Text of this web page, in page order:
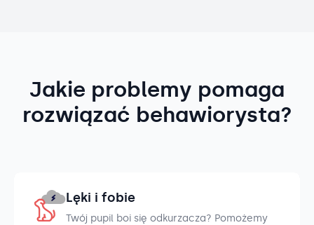
Jakie problemy pomaga
rozwiązać behawiorysta?
Lęki i fobie
Twój pupil boi się odkurzacza? Pomożemy